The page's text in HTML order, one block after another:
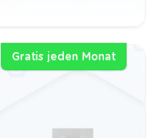
Gratis jeden Monat